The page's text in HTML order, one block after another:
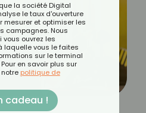
la société Digital
le taux d'ouverture
mesurer et optimiser les
campagnes. Nous
vous ouvrez les
laquelle vous le faites
sur le terminal
en savoir plus sur
politique de
cadeau !